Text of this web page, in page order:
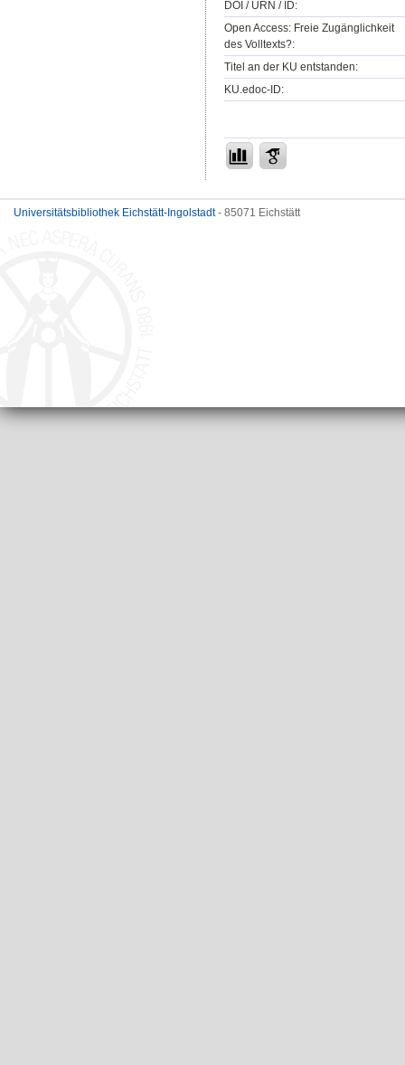
DOI / URN / ID:
Open Access: Freie Zugänglichkeit
des Volltexts?:
Titel an der KU entstanden:
KU.edoc-ID:
Universitätsbibliothek Eichstätt-Ingolstadt- 85071 Eichstätt